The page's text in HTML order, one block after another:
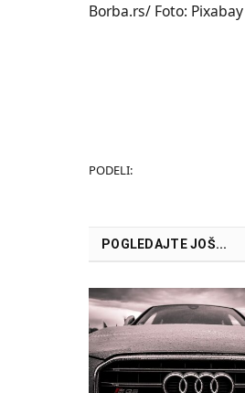
Borba.rs/ Foto: Pixabay
PODELI:
POGLEDAJTE JOŠ...